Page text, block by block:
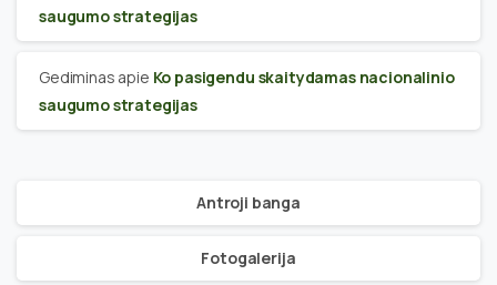
saugumo strategijas
Gediminas apie Ko pasigendu skaitydamas nacionalinio
saugumo strategijas
Antroji banga
Fotogalerija